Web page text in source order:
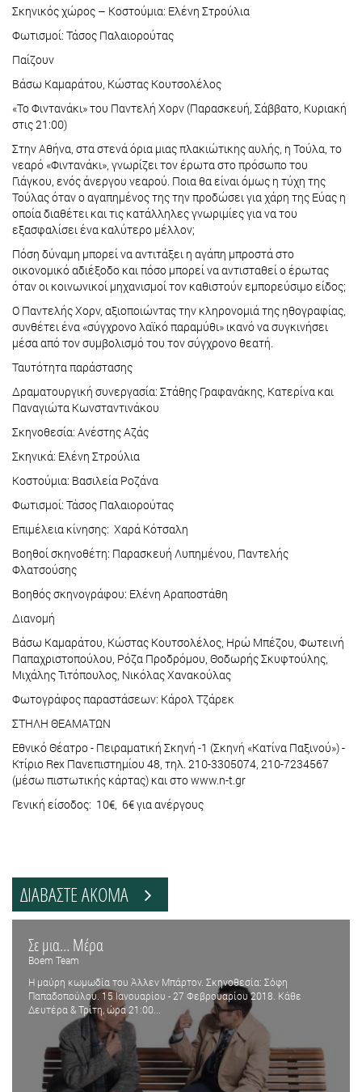
Σκηνικός χώρος – Κοστούμια: Ελένη Στρούλια
Φωτισμοί: Τάσος Παλαιορούτας
Παίζουν
Βάσω Καμαράτου, Κώστας Κουτσολέλος
«Το Φιντανάκι» του Παντελή Χορν (Παρασκευή, Σάββατο, Κυριακή
στις 21:00)
Στην Αθήνα, στα στενά όρια μιας πλακιώτικης αυλής, η Τούλα, το
νεαρό «Φιντανάκι», γνωρίζει τον έρωτα στο πρόσωπο του
Γιάγκου, ενός άνεργου νεαρού. Ποια θα είναι όμως η τύχη της
Τούλας όταν ο αγαπημένος της την προδώσει για χάρη της Εύας η
οποία διαθέτει και τις κατάλληλες γνωριμίες για να του
εξασφαλίσει ένα καλύτερο μέλλον;
Πόση δύναμη μπορεί να αντιτάξει η αγάπη μπροστά στο
οικονομικό αδιέξοδο και πόσο μπορεί να αντισταθεί ο έρωτας
όταν οι κοινωνικοί μηχανισμοί τον καθιστούν εμπορεύσιμο είδος;
Ο Παντελής Χορν, αξιοποιώντας την κληρονομιά της ηθογραφίας,
συνθέτει ένα «σύγχρονο λαϊκό παραμύθι» ικανό να συγκινήσει
μέσα από τον συμβολισμό του τον σύγχρονο θεατή.
Ταυτότητα παράστασης
Δραματουργική συνεργασία: Στάθης Γραφανάκης, Κατερίνα και
Παναγιώτα Κωνσταντινάκου
Σκηνοθεσία: Ανέστης Αζάς
Σκηνικά: Ελένη Στρούλια
Κοστούμια: Βασιλεία Ροζάνα
Φωτισμοί: Τάσος Παλαιορούτας
Επιμέλεια κίνησης: Χαρά Κότσαλη
Βοηθοί σκηνοθέτη: Παρασκευή Λυπημένου, Παντελής
Φλατσούσης
Βοηθός σκηνογράφου: Ελένη Αραποστάθη
Διανομή
Βάσω Καμαράτου, Κώστας Κουτσολέλος, Ηρώ Μπέζου, Φωτεινή
Παπαχριστοπούλου, Ρόζα Προδρόμου, Θοδωρής Σκυφτούλης,
Μιχάλης Τιτόπουλος, Νικόλας Χανακούλας
Φωτογράφος παραστάσεων: Κάρολ Τζάρεκ
ΣΤΗΛΗ ΘΕΑΜΑΤΩΝ
Εθνικό Θέατρο - Πειραματική Σκηνή -1 (Σκηνή «Κατίνα Παξινού») -
Κτίριο Rex Πανεπιστημίου 48, τηλ. 210-3305074, 210-7234567
(μέσω πιστωτικής κάρτας) και στο www.n-t.gr
Γενική είσοδος: 10€, 6€ για ανέργους
ΔΙΑΒΑΣΤΕ ΑΚΟΜΑ
Σε μια… Μέρα
Boem Team
Η μαύρη κωμωδία του Άλλεν Μπάρτον. Σκηνοθεσία: Σόφη
Παπαδοπούλου. 15 Ιανουαρίου - 27 Φεβρουαρίου 2018. Κάθε
Δευτέρα & Τρίτη, ώρα 21:00...